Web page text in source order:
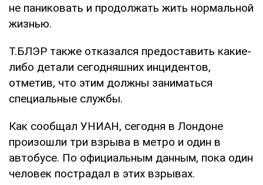
не паниковать и продолжать жить нормальной
жизнью.
Т.БЛЭР также отказался предоставить какие-
либо детали сегодняшних инцидентов,
отметив, что этим должны заниматься
специальные службы.
Как сообщал УНИАН, сегодня в Лондоне
произошли три взрыва в метро и один в
автобусе. По официальным данным, пока один
человек пострадал в этих взрывах.